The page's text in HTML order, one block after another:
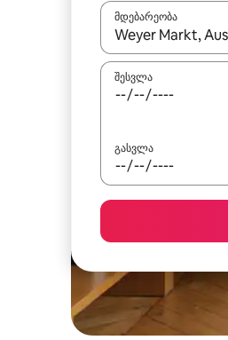
მდებარეობა
როცა შედეგები
შესვლა
გასვლა